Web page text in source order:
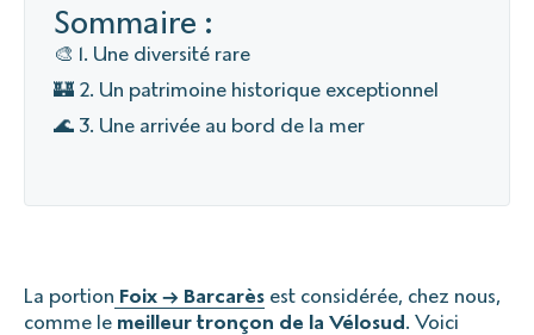
Sommaire :
🎨 1. Une diversité rare
🏰 2. Un patrimoine historique exceptionnel
🌊 3. Une arrivée au bord de la mer
La portion Foix → Barcarès est considérée, chez nous,
comme le meilleur tronçon de la Vélosud. Voici